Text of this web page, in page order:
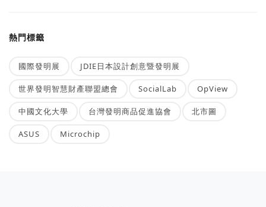
熱門標籤
國際發明展 JDIE日本設計創意暨發明展
世界發明智慧財產聯盟總會 SocialLab OpView
中國文化大學 台灣發明商品促進協會 北市圖
ASUS Microchip